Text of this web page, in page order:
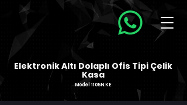
Elektronik Altı Dolaplı Ofis Tipi Çelik
Kasa
Model 1105N.KE